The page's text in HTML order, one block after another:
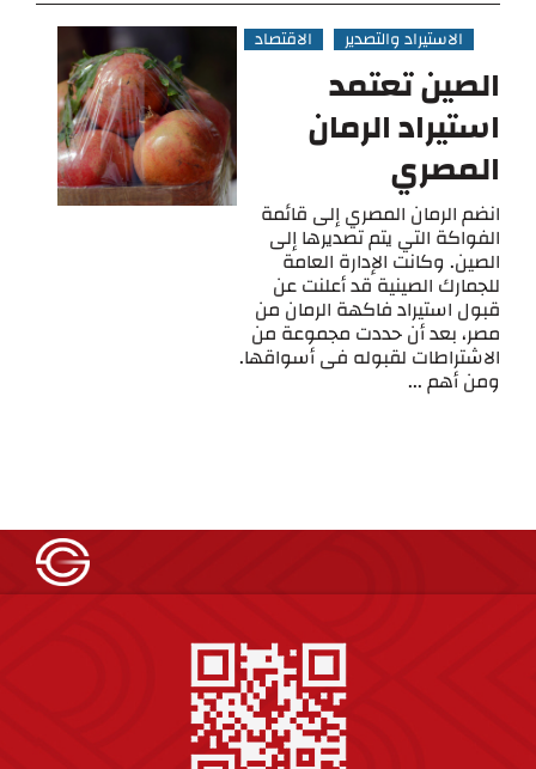
الاستيراد والتصدير الاقتصاد
الصين تعتمد
استيراد الرمان
المصري
انضم الرمان المصري إلى قائمة
الفواكة التي يتم تصديرها إلى
الصين. وكانت الإدارة العامة
للجمارك الصينية قد أعلنت عن
قبول استيراد فاكهة الرمان من
مصر، بعد أن حددت مجموعة من
الاشتراطات لقبوله فى أسواقها.
ومن أهم ...